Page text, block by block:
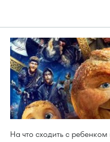
На что сходить с